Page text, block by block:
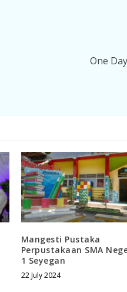
One
Mangesti Pustaka
Perpustakaan SMA
1 Seyegan
22 July 2024